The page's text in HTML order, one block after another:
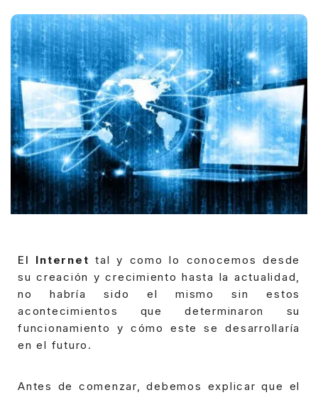
El Internet tal y como lo conocemos desde
su creación y crecimiento hasta la actualidad,
no habría sido el mismo sin estos
acontecimientos que determinaron su
funcionamiento y cómo este se desarrollaría
en el futuro.
Antes de comenzar, debemos explicar que el